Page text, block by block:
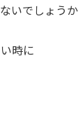
いでしょうか
時に